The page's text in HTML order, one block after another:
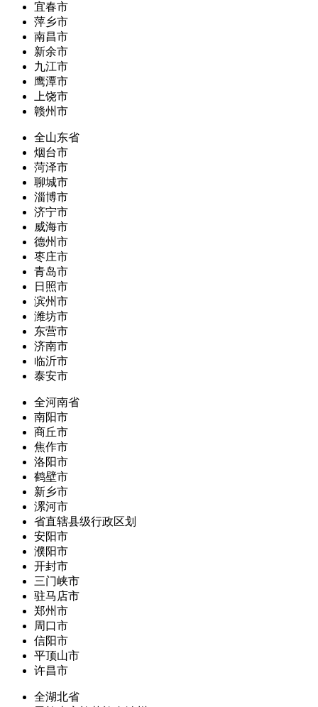
宜春市
萍乡市
南昌市
新余市
九江市
鹰潭市
上饶市
赣州市
全山东省
烟台市
菏泽市
聊城市
淄博市
济宁市
威海市
德州市
枣庄市
青岛市
日照市
滨州市
潍坊市
东营市
济南市
临沂市
泰安市
全河南省
南阳市
商丘市
焦作市
洛阳市
鹤壁市
新乡市
漯河市
省直辖县级行政区划
安阳市
濮阳市
开封市
三门峡市
驻马店市
郑州市
周口市
信阳市
平顶山市
许昌市
全湖北省